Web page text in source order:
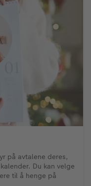
på avtalene deres,
Du kan velge
til å henge på